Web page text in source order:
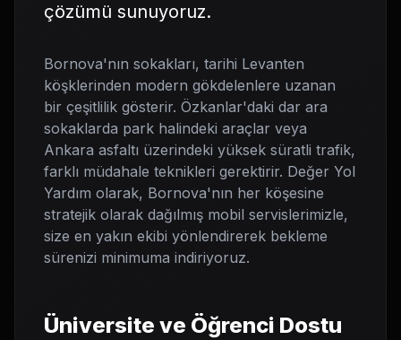
çözümü sunuyoruz.
Bornova'nın sokakları, tarihi Levanten
köşklerinden modern gökdelenlere uzanan
bir çeşitlilik gösterir. Özkanlar'daki dar ara
sokaklarda park halindeki araçlar veya
Ankara asfaltı üzerindeki yüksek süratli trafik,
farklı müdahale teknikleri gerektirir. Değer Yol
Yardım olarak, Bornova'nın her köşesine
stratejik olarak dağılmış mobil servislerimizle,
size en yakın ekibi yönlendirerek bekleme
sürenizi minimuma indiriyoruz.
Üniversite ve Öğrenci Dostu